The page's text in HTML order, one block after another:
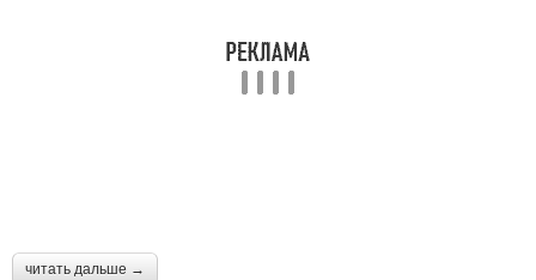
читать дальше →